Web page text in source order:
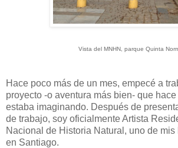
Vista del MNHN, parque Quinta
Hace poco más de un mes, empecé a
proyecto -o aventura más bien- que
estaba imaginando. Después de
de trabajo, soy oficialmente Artista
Nacional de Historia Natural, uno de
en Santiago.